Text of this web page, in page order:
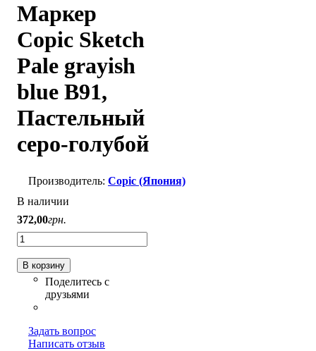
Маркер
Copic Sketch
Pale grayish
blue B91,
Пастельный
серо-голубой
Copic (Япония)
В наличии
372,00грн.
В корзину
Задать вопрос
Написать отзыв